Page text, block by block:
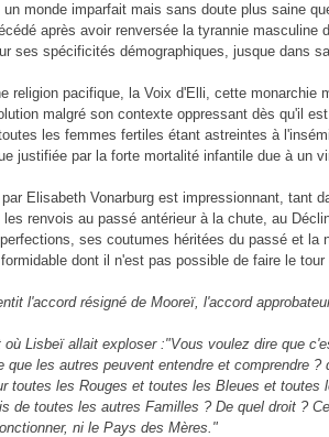
monde imparfait mais sans doute plus saine
après avoir renversée la tyrannie masculine
ses spécificités démographiques, jusque dans
religion pacifique, la Voix d'Elli, cette monarchie
malgré son contexte oppressant dès qu'il
les femmes fertiles étant astreintes à
justifiée par la forte mortalité infantile due à un
Elisabeth Vonarburg est impressionnant, tant
renvois au passé antérieur à la chute, au
ses coutumes héritées du passé et la
dont il n'est pas possible de faire le tour
l'accord résigné de Mooreï, l'accord
où Lisbeï allait exploser :"Vous voulez dire que
que les autres peuvent entendre et comprendre ?
toutes les Rouges et toutes les Bleues et toutes
de toutes les autres Familles ? De quel droit ?
ni le Pays des Mères."